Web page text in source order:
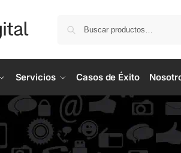
Servicios Casos de Éxito